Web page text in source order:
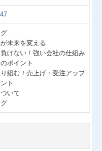
未来を変える
けない！強い会社の仕組み
ポイント
組む！売上げ・受注アップ
ト
いて